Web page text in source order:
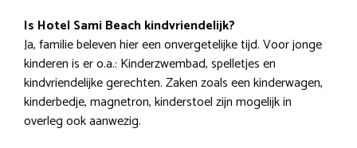
Is Hotel Sami Beach kindvriendelijk?
Ja, familie beleven hier een onvergetelijke tijd. Voor jonge
kinderen is er o.a.: Kinderzwembad, spelletjes en
kindvriendelijke gerechten. Zaken zoals een kinderwagen,
kinderbedje, magnetron, kinderstoel zijn mogelijk in
overleg ook aanwezig.